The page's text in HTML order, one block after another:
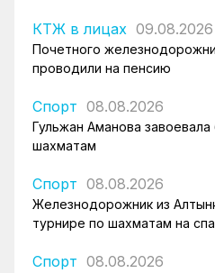
КТЖ в лицах 09.08.2026
Почетного
проводили на пенсию
Спорт 08.08.2026
Гульжан Аманова
шахматам
Спорт 08.08.2026
Железнодорожник из
турнире по шахматам на
Спорт 08.08.2026